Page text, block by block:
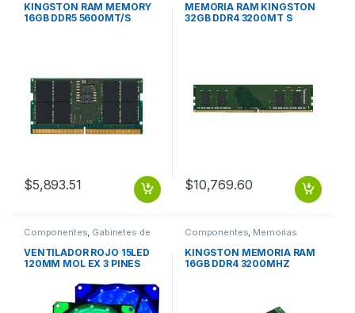
KINGSTON RAM MEMORY
16GB DDR5 5600MT/S
$5,893.51
MEMORIA RAM KINGSTON
32GB DDR4 3200MT S
$10,769.60
Componentes, Gabinetes de
VENTILADOR ROJO 15LED
120MM MOL EX 3 PINES
Componentes, Memorias
KINGSTON MEMORIA RAM
16GB DDR4 3200MHZ